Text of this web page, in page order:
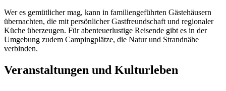
Wer es gemütlicher mag, kann in familiengeführten Gästehäusern
übernachten, die mit persönlicher Gastfreundschaft und regionaler
Küche überzeugen. Für abenteuerlustige Reisende gibt es in der
Umgebung zudem Campingplätze, die Natur und Strandnähe
verbinden.
Veranstaltungen und Kulturleben